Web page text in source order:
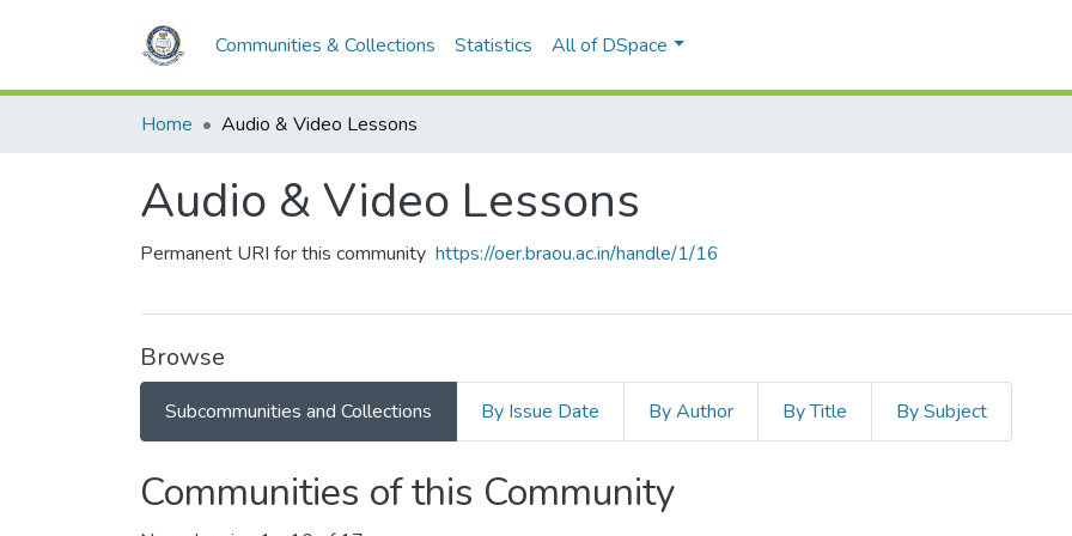
Communities & Collections Statistics All of DSpace
Home Audio & Video Lessons
Audio & Video Lessons
Permanent URI for this community https://oer.braou.ac.in/handle/1/16
Browse
Subcommunities and Collections By Issue Date By Author By Title By Subject
Communities of this Community